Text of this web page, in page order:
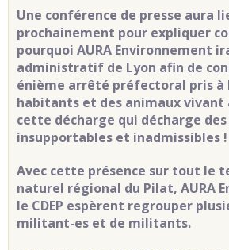
Une conférence de presse aura
prochainement pour expliquer
pourquoi AURA Environnement
administratif de Lyon afin de
énième arrêté préfectoral pris à
habitants et des animaux vivant
cette décharge qui décharge
insupportables et inadmissibles !
Avec cette présence sur tout le
naturel régional du Pilat, AURA
le CDEP espèrent regrouper
militant-es et de militants.